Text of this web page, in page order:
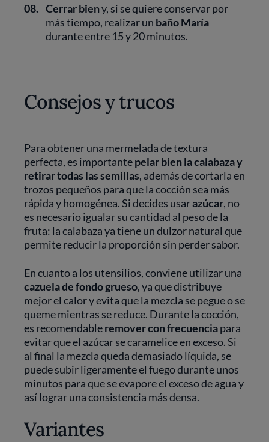
08. Cerrar bieny, si se quiere conservar por
más tiempo, realizar un baño María
durante entre 15 y 20 minutos.
Consejos y trucos
Para obtener una mermelada de textura
perfecta, es importantepelar bien la calabaza y
retirar todas las semillas, además de cortarla en
trozos pequeños para que la cocción sea más
rápida y homogénea. Si decides usarazúcar, no
es necesario igualar su cantidad al peso de la
fruta: la calabaza ya tiene un dulzor natural que
permite reducir la proporción sin perder sabor.
En cuanto a los utensilios, conviene utilizar una
cazuela de fondo grueso, ya que distribuye
mejor el calor y evita que la mezcla se pegue o se
queme mientras se reduce. Durante la cocción,
es recomendableremover con frecuenciapara
evitar que el azúcar se caramelice en exceso. Si
al final la mezcla queda demasiado líquida, se
puede subir ligeramente el fuego durante unos
minutos para que se evapore el exceso de agua y
así lograr una consistencia más densa.
Variantes